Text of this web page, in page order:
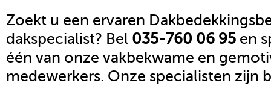
Zoekt u een ervaren
dakspecialist? Bel 035-760 06 95 en
één van onze vakbekwame en
medewerkers. Onze specialisten zijn